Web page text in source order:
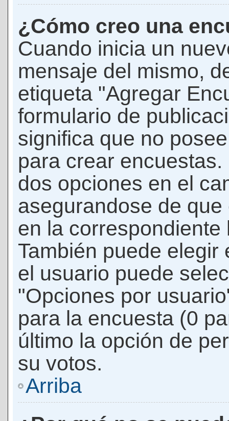
¿Cómo creo una
Cuando inicia un
mensaje del mismo,
etiqueta "Agregar
formulario de
significa que no
para crear
dos opciones en el
asegurandose de
en la
También puede
el usuario puede
"Opciones por
para la encuesta (0
último la opción de
su votos.
Arriba